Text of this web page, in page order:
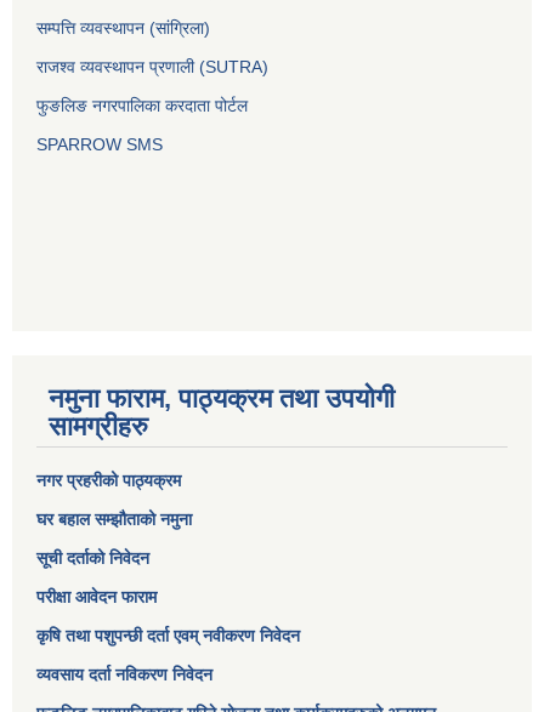
सम्पत्ति व्यवस्थापन (सांग्रिला)
राजश्व व्यवस्थापन प्रणाली (SUTRA)
फुङलिङ नगरपालिका करदाता पोर्टल
SPARROW SMS
नमुना फाराम, पाठ्यक्रम तथा उपयोगी
सामग्रीहरु
नगर प्रहरीको पाठ्यक्रम
घर बहाल सम्झौताको नमुना
सूची दर्ताको निवेदन
परीक्षा आवेदन फाराम
कृषि तथा पशुपन्छी दर्ता एवम् नवीकरण निवेदन
व्यवसाय दर्ता नविकरण निवेदन